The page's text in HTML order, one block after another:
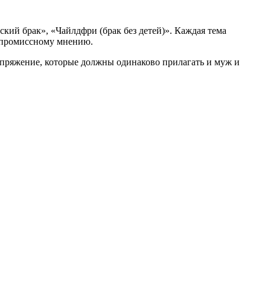
брак», «Чайлдфри (брак без детей)». Каждая тема
мнению.
которые должны одинаково прилагать и муж и